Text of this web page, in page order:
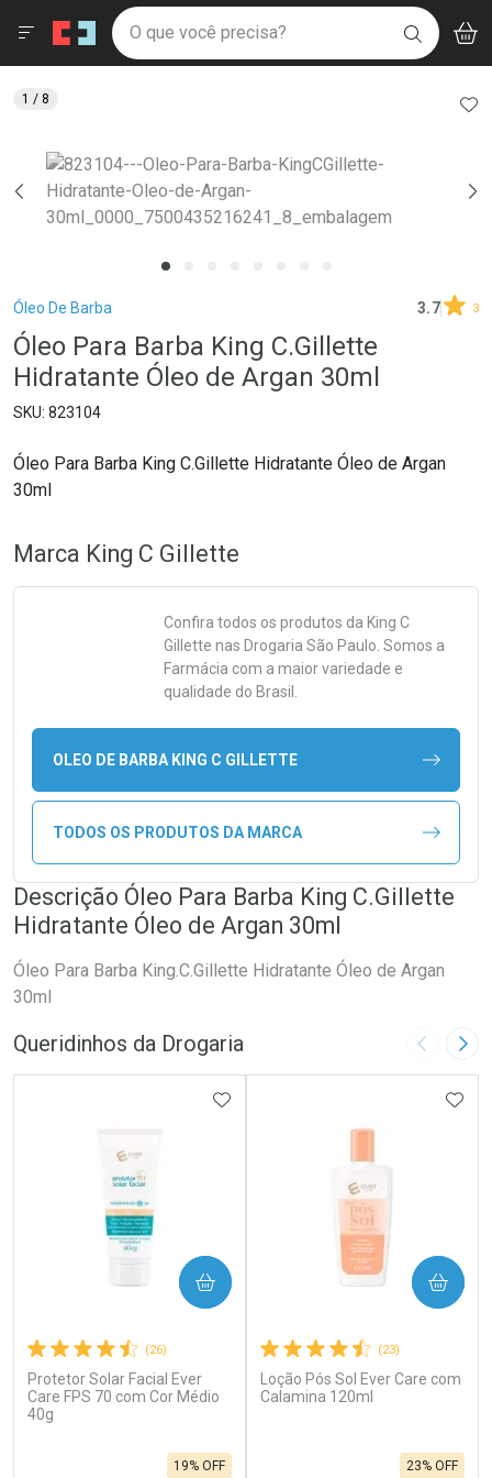
Drogaria São Paulo
Ir direto para a home
pela página
Ir direto para o conteúdo
Ir direto para a busca
Ir direto para a conta
Ir direto para a notificações
Ir direto para o carrinho
Ir direto para o menu
Faça a sua busca
O que você precisa? BUSCAR
Menu
Breadcrumb
Óleo De Barba 3.7 3
Óleo Para Barba King C.Gillette
Hidratante Óleo de Argan 30ml
823104
Óleo Para Barba King C.Gillette Hidratante Óleo de Argan
30ml
1 / 8
Marca King C Gillette
Confira todos os produtos da King C
Gillette nas Drogaria São Paulo. Somos a
Farmácia com a maior variedade e
qualidade do Brasil.
OLEO DE BARBA KING C GILLETTE
TODOS OS PRODUTOS DA MARCA
Descrição Óleo Para Barba King C.Gillette
Hidratante Óleo de Argan 30ml
Óleo Para Barba King.C.Gillette Hidratante Óleo de Argan
30ml
Queridinhos da Drogaria Imagem
(26)
Protetor Solar Facial Ever
Care FPS 70 com Cor Médio
40g
19% OFF
ADICIONAR AOS FAVORITOS
COMPRAR
(23)
Loção Pós Sol Ever Care com
Calamina 120ml
23% OFF
COMPRAR